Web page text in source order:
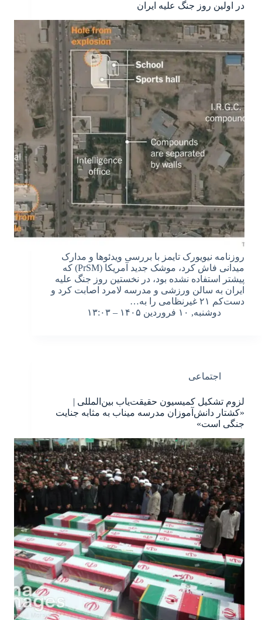
در اولین روز جنگ علیه ایران
روزنامه نیویورک تایمز با بررسی ویدئو‌ها و مدارک
میدانی فاش کرد، موشک جدید آمریکا (PrSM) که
پیشتر استفاده نشده بود، در نخستین روز جنگ علیه
ایران به سالن ورزشی و مدرسه لامرد اصابت کرد و
دست‌کم ۲۱ غیرنظامی را به…
دوشنبه, ۱۰ فروردین ۱۴۰۵ – ۱۳:۰۳
اجتماعی
لزوم تشکیل کمیسیون حقیقت‌یاب بین‌المللی |
«کشتار دانش‌آموزان مدرسه میناب به مثابه جنایت
جنگی است»